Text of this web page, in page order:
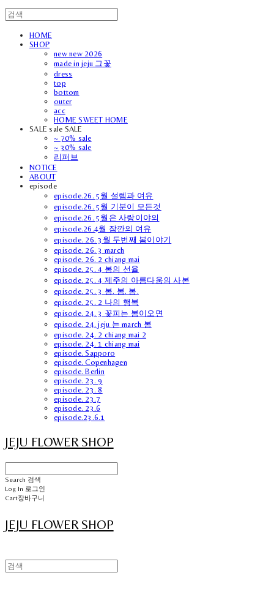
HOME
SHOP
new new 2026
made in jeju 그꽃
dress
top
bottom
outer
acc
HOME SWEET HOME
SALE sale SALE
~ 70% sale
~ 30% sale
리퍼브
NOTICE
ABOUT
episode
episode.26. 5월 설렘과 여유
episode.26. 5월 기분이 모든것
episode.26. 5월은 사랑이야의
episode.26.4월 잠깐의 여유
episode. 26. 3월 두번째 봄이야기
episode. 26. 3 march
episode. 26. 2 chiang mai
episode. 25. 4 봄의 선율
episode. 25. 4 제주의 아름다움의 사본
episode. 25. 3 봄. 봄. 봄.
episode. 25. 2 나의 행복
episode. 24. 3 꽃피는 봄이오면
episode. 24. jeju 는 march 봄
episode. 24. 2 chiang mai 2
episode. 24. 1 chiang mai
episode. Sapporo
episode. Copenhagen
episode. Berlin
episode. 23. 9
episode. 23. 8
episode. 23.7
episode. 23.6
episode.23.6.1
JEJU FLOWER SHOP
Search 검색
Log In 로그인
Cart장바구니
JEJU FLOWER SHOP